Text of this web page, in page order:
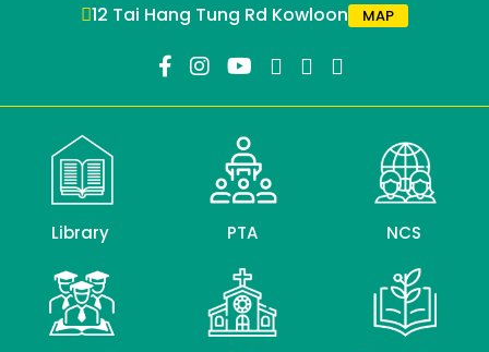
12 Tai Hang Tung Rd Kowloon
MAP
Library PTA NCS